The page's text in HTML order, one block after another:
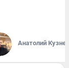
Анатолий